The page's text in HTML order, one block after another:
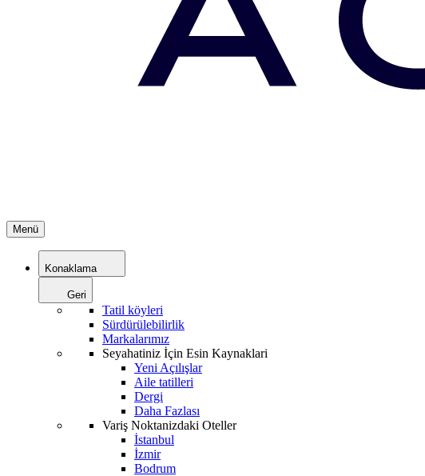
Menü
Konaklama
Geri
Tatil köyleri
Sürdürülebilirlik
Markalarımız
Seyahatiniz İçin Esin Kaynaklari
Yeni Açılışlar
Aile tatilleri
Dergi
Daha Fazlası
Variş Noktanizdaki Oteller
İstanbul
İzmir
Bodrum